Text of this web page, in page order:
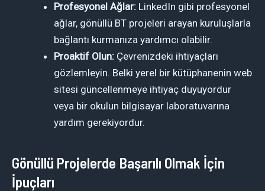
Profesyonel Ağlar: LinkedIn gibi profesyonel
ağlar, gönüllü BT projeleri arayan kuruluşlarla
bağlantı kurmanıza yardımcı olabilir.
Proaktif Olun: Çevrenizdeki ihtiyaçları
gözlemleyin. Belki yerel bir kütüphanenin web
sitesi güncellenmeye ihtiyaç duyuyordur
veya bir okulun bilgisayar laboratuvarına
yardım gerekiyordur.
Gönüllü Projelerde Başarılı Olmak İçin
İpuçları